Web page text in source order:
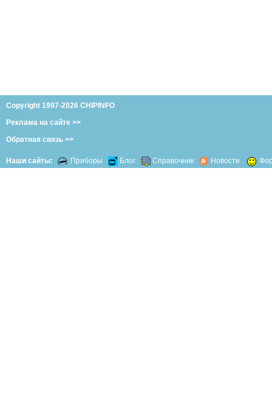
Copyright 1997-2026 CHIPINFO
Реклама на сайте >>
Обратная связь >>
Наши сайты: Приборы Блог Справочник Новости